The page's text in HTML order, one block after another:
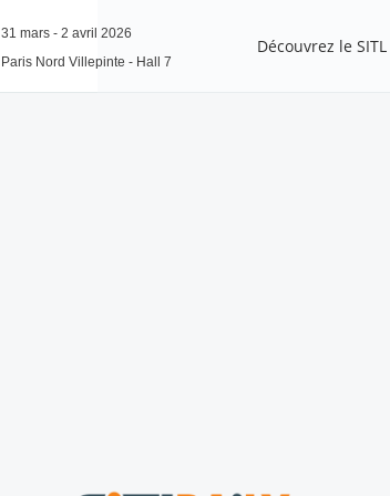
31 mars - 2 avril 2026
Paris Nord Villepinte - Hall 7
Découvrez le SITL